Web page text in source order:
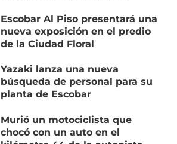
Escobar Al Piso presentará una
nueva exposición en el predio
de la Ciudad Floral
Yazaki lanza una nueva
búsqueda de personal para su
planta de Escobar
Murió un motociclista que
chocó con un auto en el